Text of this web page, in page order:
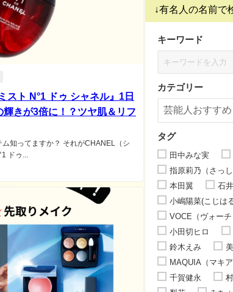
スト N°1 ドゥ シャネル』1日
きが3倍に！？ツヤ肌＆リフ
知ってますか？ それがCHANEL（シ
ドゥ...
↓有名人の名前で
キーワード
カテゴリー
タグ
田中みな実
指原莉乃（さっし
本田翼
石
小嶋陽菜(こじは
VOCE（ヴォーチ
小田切ヒロ
鈴木えみ
MAQUIA（マキア
千賀健永